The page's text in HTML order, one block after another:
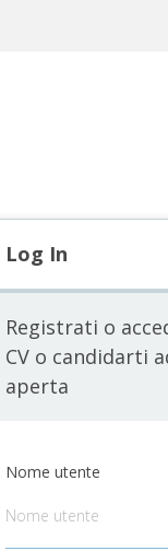
Log In
Registrati o
CV o candidarti
aperta
Nome utente